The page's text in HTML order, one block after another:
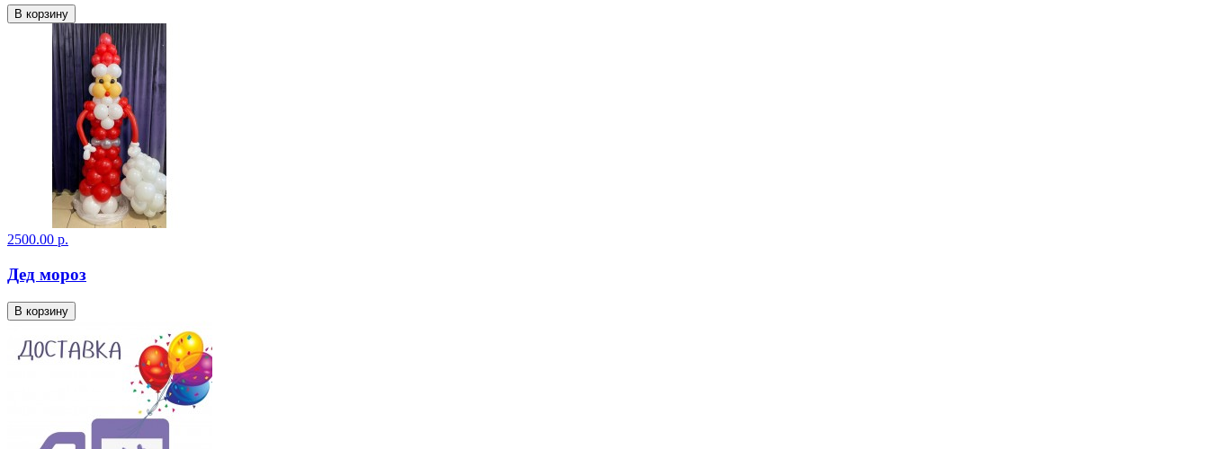
В корзину
2500.00 р.
Дед мороз
В корзину